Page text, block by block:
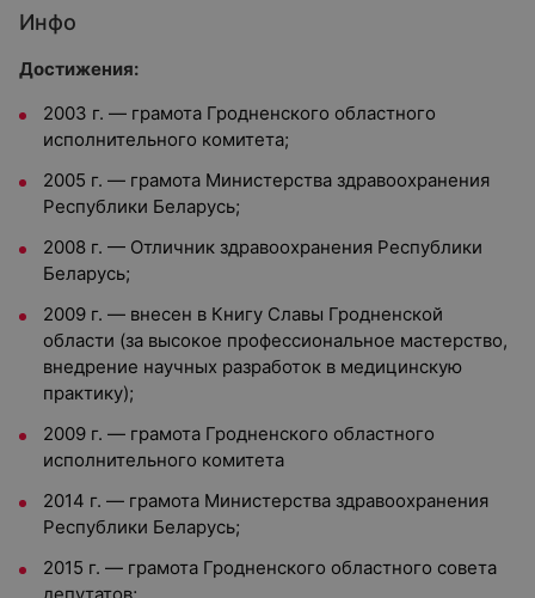
Инфо
Достижения:
2003 г. — грамота Гродненского областного
исполнительного комитета;
2005 г. — грамота Министерства здравоохранения
Республики Беларусь;
2008 г. — Отличник здравоохранения Республики
Беларусь;
2009 г. — внесен в Книгу Славы Гродненской
области (за высокое профессиональное мастерство,
внедрение научных разработок в медицинскую
практику);
2009 г. — грамота Гродненского областного
исполнительного комитета
2014 г. — грамота Министерства здравоохранения
Республики Беларусь;
2015 г. — грамота Гродненского областного совета